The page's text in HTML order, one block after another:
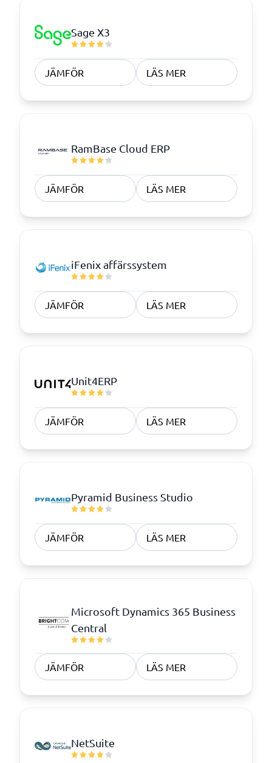
Sage X3
JÄMFÖR LÄS MER
RamBase Cloud ERP
JÄMFÖR LÄS MER
iFenix affärssystem
JÄMFÖR LÄS MER
Unit4ERP
JÄMFÖR LÄS MER
Pyramid Business Studio
JÄMFÖR LÄS MER
Microsoft Dynamics 365 Business
Central
JÄMFÖR LÄS MER
NetSuite